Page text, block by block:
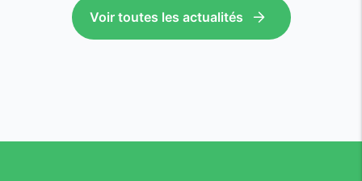
Voir toutes les actualités